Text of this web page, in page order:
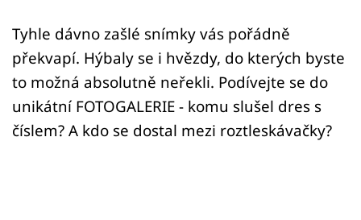
Sledujte nás
Tyhle dávno zašlé snímky vás pořádně
překvapí. Hýbaly se i hvězdy, do kterých byste
to možná absolutně neřekli. Podívejte se do
unikátní FOTOGALERIE - komu slušel dres s
číslem? A kdo se dostal mezi roztleskávačky?